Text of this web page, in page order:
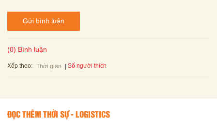
Gửi bình luận
(0) Bình luận
Xếp theo: Thời gian Số người thích
ĐỌC THÊM THỜI SỰ - LOGISTICS